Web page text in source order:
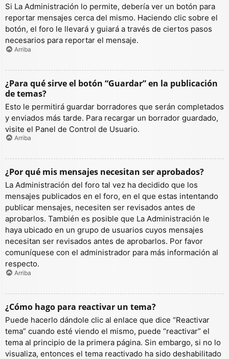
Si La Administración lo permite, debería ver un botón para
reportar mensajes cerca del mismo. Haciendo clic sobre el
botón, el foro le llevará y guiará a través de ciertos pasos
necesarios para reportar el mensaje.
Arriba
¿Para qué sirve el botón “Guardar” en la publicación
de temas?
Esto le permitirá guardar borradores que serán completados
y enviados más tarde. Para recargar un borrador guardado,
visite el Panel de Control de Usuario.
Arriba
¿Por qué mis mensajes necesitan ser aprobados?
La Administración del foro tal vez ha decidido que los
mensajes publicados en el foro, en el que estas intentando
publicar mensajes, necesiten ser revisados antes de
aprobarlos. También es posible que La Administración le
haya ubicado en un grupo de usuarios cuyos mensajes
necesitan ser revisados antes de aprobarlos. Por favor
comuníquese con el administrador para más información al
respecto.
Arriba
¿Cómo hago para reactivar un tema?
Puede hacerlo dándole clic al enlace que dice “Reactivar
tema” cuando esté viendo el mismo, puede “reactivar” el
tema al principio de la primera página. Sin embargo, si no lo
visualiza, entonces el tema reactivado ha sido deshabilitado